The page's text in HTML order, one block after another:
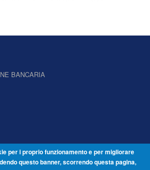
BANCARIA
Il Giornale delle Fondazioni - Periodico telematico
Tribunale n.7 del 22/07/2014 – ISSN 2421-2466
per i proprio funzionamento e per migliorare
questo banner, scorrendo questa pagina,